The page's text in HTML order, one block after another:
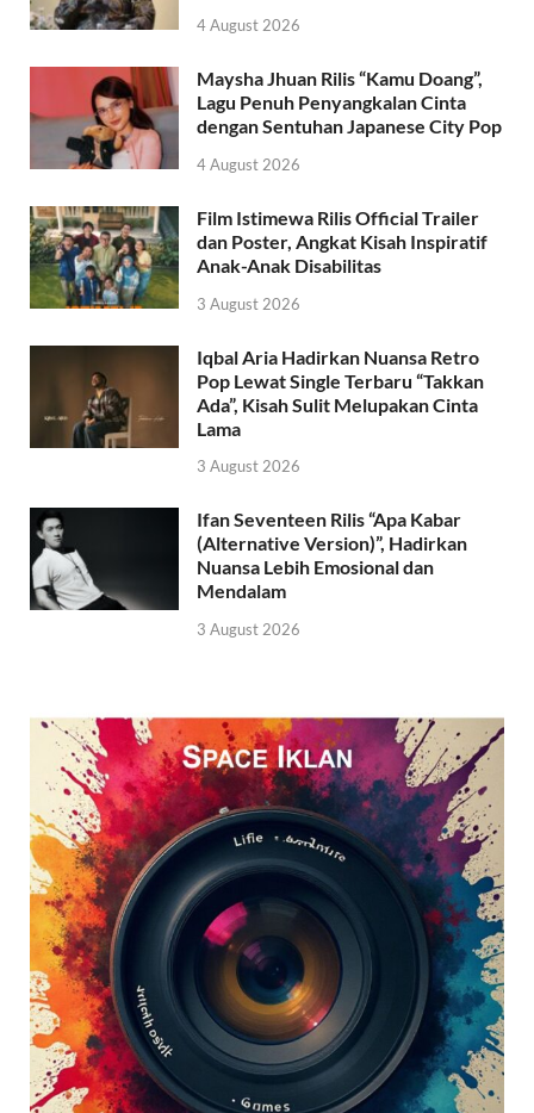
4 August 2026
Maysha Jhuan Rilis “Kamu Doang”,
Lagu Penuh Penyangkalan Cinta
dengan Sentuhan Japanese City Pop
4 August 2026
Film Istimewa Rilis Official Trailer
dan Poster, Angkat Kisah Inspiratif
Anak-Anak Disabilitas
3 August 2026
Iqbal Aria Hadirkan Nuansa Retro
Pop Lewat Single Terbaru “Takkan
Ada”, Kisah Sulit Melupakan Cinta
Lama
3 August 2026
Ifan Seventeen Rilis “Apa Kabar
(Alternative Version)”, Hadirkan
Nuansa Lebih Emosional dan
Mendalam
3 August 2026